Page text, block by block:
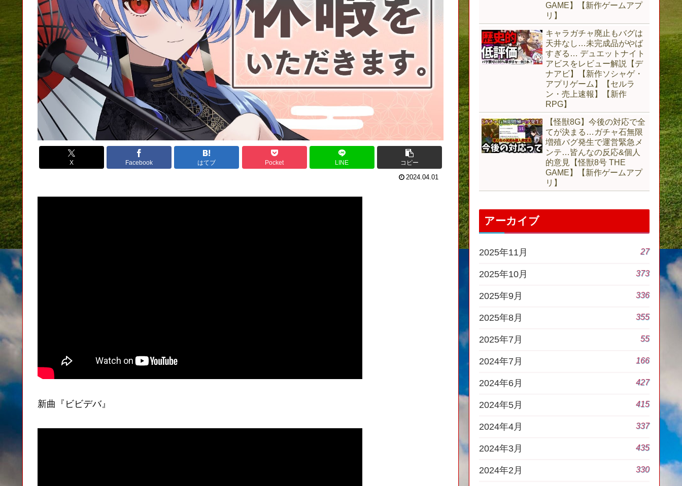
X Facebook はてブ Pocket LINE コピー
2024.04.01
新曲『ビビデバ』
GAME】【新作ゲームアプ
リ】
キャラガチャ廃止もバグは
天井なし…未完成品がやば
すぎる… デュエットナイト
アビスをレビュー解説【デ
ナアビ】【新作ソシャゲ・
アプリゲーム】【セルラ
ン・売上速報】【新作
RPG】
【怪獣8G】今後の対応で全
てが決まる…ガチャ石無限
増殖バグ発生で運営緊急メ
ンテ…皆んなの反応&個人
的意見【怪獣8号 THE
GAME】【新作ゲームアプ
リ】
アーカイブ
2025年11月 27
2025年10月 373
2025年9月 336
2025年8月 355
2025年7月 55
2024年7月 166
2024年6月 427
2024年5月 415
2024年4月 337
2024年3月 435
2024年2月 330